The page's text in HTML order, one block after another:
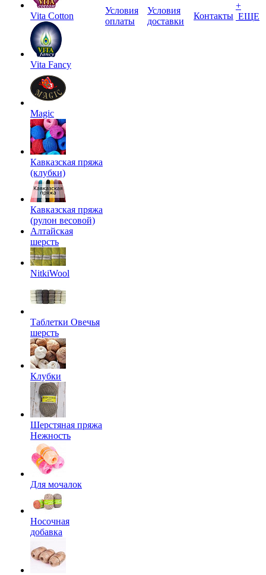
Vita Cotton
Vita Fancy
Magic
Кавказская пряжа
(клубки)
Кавказская пряжа
(рулон весовой)
Алтайская
шерсть
NitkiWool
Таблетки Овечья
шерсть
Клубки
Шерстяная пряжа
Нежность
Для мочалок
Носочная
добавка
Условия
оплаты
Условия
доставки
Контакты
+
ЕЩЕ